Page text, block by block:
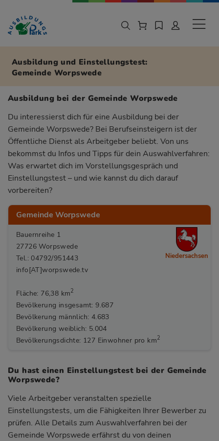
Zur Navigation springen
Zu den Hauptinhalten springen
Ausbildung und Einstellungstest:
Gemeinde Worpswede
Ausbildung bei der Gemeinde Worpswede
Du interessierst dich für eine Ausbildung bei der
Gemeinde Worpswede? Bei Berufseinsteigern ist der
Öffentliche Dienst als Arbeitgeber beliebt. Von uns
bekommst du Infos und Tipps für dein Auswahlverfahren:
Was erwartet dich im Vorstellungsgespräch und
Einstellungstest – und wie kannst du dich darauf
vorbereiten?
Gemeinde Worpswede
Bauernreihe 1
27726 Worpswede
Tel.: 04792/951443
info[AT]worpswede.tv
Fläche: 76,38 km2
Bevölkerung insgesamt: 9.687
Bevölkerung männlich: 4.683
Bevölkerung weiblich: 5.004
Bevölkerungsdichte: 127 Einwohner pro km2
Niedersachsen
Du hast einen Einstellungstest bei der Gemeinde
Worpswede?
Viele Arbeitgeber veranstalten spezielle
Einstellungstests, um die Fähigkeiten Ihrer Bewerber zu
prüfen. Alle Details zum Auswahlverfahren bei der
Gemeinde Worpswede erfährst du von deinen